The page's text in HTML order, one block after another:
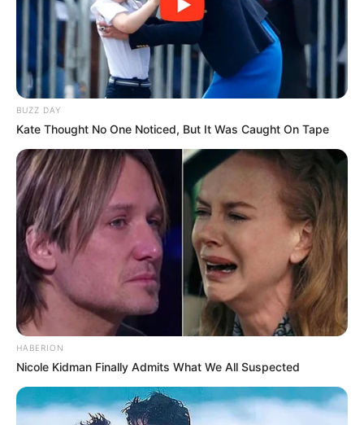
BUZZ DAY
Kate Thought No One Noticed, But It Was Caught On Tape
HABERION
Nicole Kidman Finally Admits What We All Suspected